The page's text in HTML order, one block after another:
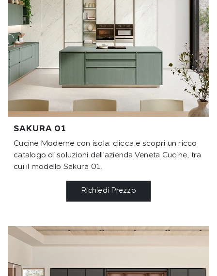
SAKURA 01
Cucine Moderne con isola: clicca e scopri un ricco
catalogo di soluzioni dell'azienda Veneta Cucine, tra
cui il modello Sakura 01.
Richiedi Prezzo